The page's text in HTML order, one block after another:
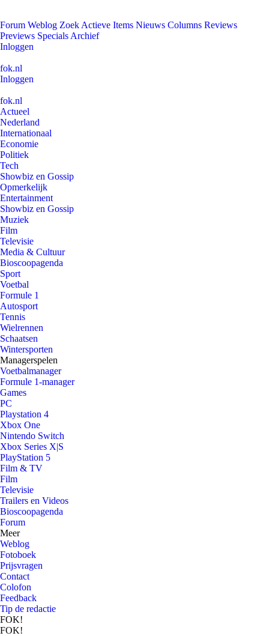
Forum Weblog Zoek Actieve Items Nieuws Columns Reviews
Previews Specials Archief
Inloggen
fok.nl
Inloggen
fok.nl
Actueel
Nederland
Internationaal
Economie
Politiek
Tech
Showbiz en Gossip
Opmerkelijk
Entertainment
Showbiz en Gossip
Muziek
Film
Televisie
Media & Cultuur
Bioscoopagenda
Sport
Voetbal
Formule 1
Autosport
Tennis
Wielrennen
Schaatsen
Wintersporten
Managerspelen
Voetbalmanager
Formule 1-manager
Games
PC
Playstation 4
Xbox One
Nintendo Switch
Xbox Series X|S
PlayStation 5
Film & TV
Film
Televisie
Trailers en Videos
Bioscoopagenda
Forum
Meer
Weblog
Fotoboek
Prijsvragen
Contact
Colofon
Feedback
Tip de redactie
FOK!
FOK!